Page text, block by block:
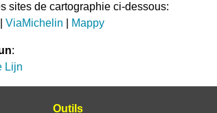
sites de cartographie ci-dessous:
ViaMichelin Mappy
:
Lijn
Outils